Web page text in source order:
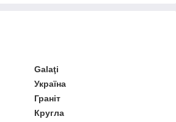
Galaţi
Україна
Граніт
Кругла